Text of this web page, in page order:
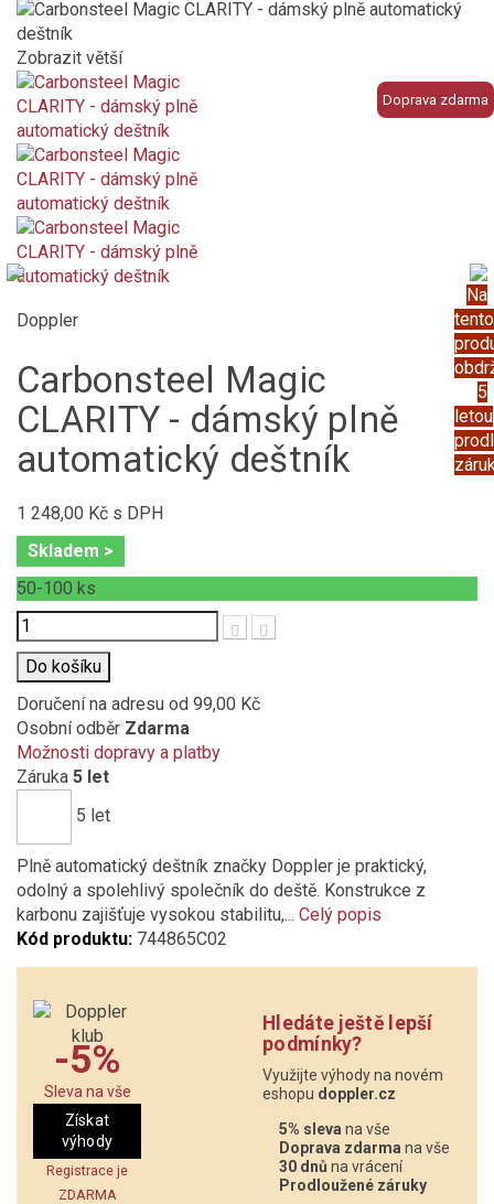
Doprava zdarma
Na
tento
5
letou
Zobrazit větší
Doppler
Carbonsteel Magic
CLARITY - dámský plně
automatický deštník
1 248,00 Kč s DPH
Skladem >
50-100 ks
Počet
Do košíku
Doručení na adresu od 99,00 Kč
Osobní odběr Zdarma
Možnosti dopravy a platby
Záruka 5 let
5 let
Plně automatický deštník značky Doppler je praktický,
odolný a spolehlivý společník do deště. Konstrukce z
karbonu zajišťuje vysokou stabilitu,... Celý popis
Kód produktu: 744865C02
-5%
Sleva na vše
Získat
výhody
Registrace je
ZDARMA
Hledáte ještě lepší
podmínky?
Využijte výhody na novém
eshopu doppler.cz
5% sleva na vše
Doprava zdarma na vše
30 dnů na vrácení
Prodloužené záruky